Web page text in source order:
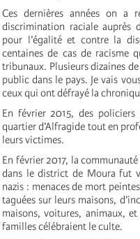
Ces dernières années on a
discrimination raciale auprès
pour l’égalité et contre la
centaines de cas de racisme
tribunaux. Plusieurs dizaines
public dans le pays. Je vais
ceux qui ont défrayé la
En février 2015, des
quartier d’Alfragide tout en
leurs victimes.
En février 2017, la
dans le district de Moura fut
nazis : menaces de mort
taguées sur leurs maisons,
maisons, voitures, animaux,
familles célébraient le culte.